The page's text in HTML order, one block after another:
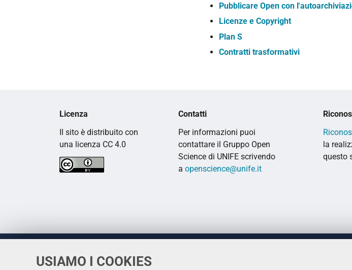
USIAMO I COOKIES
Pubblicare Open con
Licenze e Copyright
Plan S
Contratti trasformativi
Licenza
Il sito è distribuito con
una licenza CC 4.0
Contatti
Per informazioni puoi
contattare il Gruppo Open
Science di UNIFE scrivendo
a openscience@unife.it
la
questo
Università